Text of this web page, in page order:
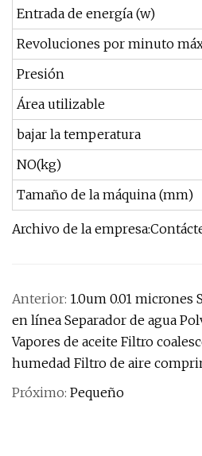
Entrada de energía (w)
Revoluciones por minuto
Presión
Área utilizable
bajar la temperatura
NO(kg)
Tamaño de la máquina (mm)
Archivo de la
Anterior: 1.0um 0.01 micrones
en línea Separador de agua
Vapores de aceite Filtro
humedad Filtro de aire
Próximo: Pequeño